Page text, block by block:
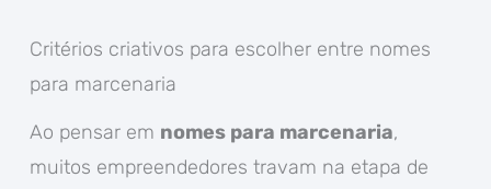
Critérios criativos para escolher entre nomes
para marcenaria
Ao pensar em nomes para marcenaria,
muitos empreendedores travam na etapa de